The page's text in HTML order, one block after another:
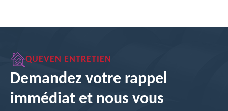
QUEVEN ENTRETIEN
Demandez votre rappel
immédiat et nous vous